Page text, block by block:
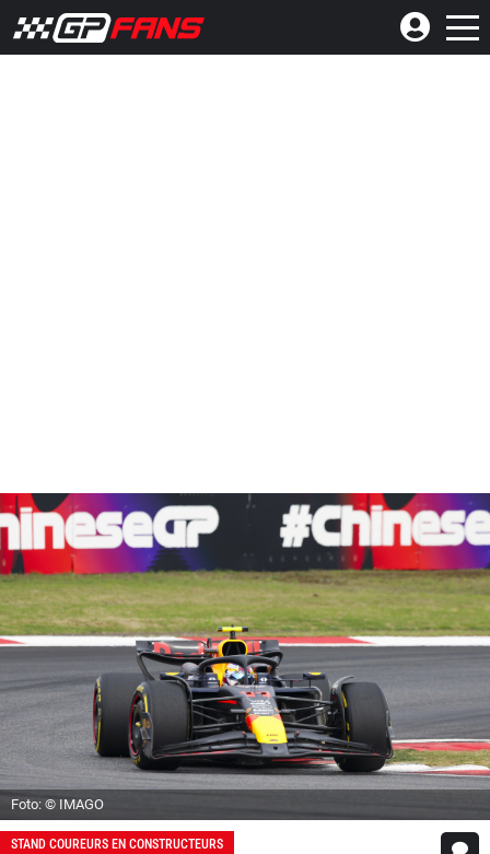
Foto: © IMAGO
STAND COUREURS EN CONSTRUCTEURS